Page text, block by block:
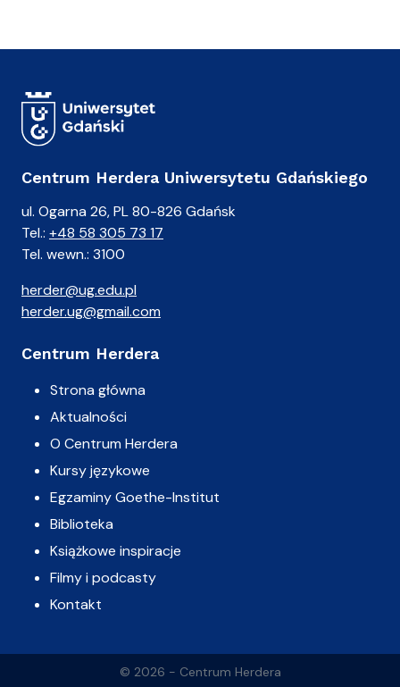
Centrum Herdera Uniwersytetu Gdańskiego
ul. Ogarna 26, PL 80-826 Gdańsk
Tel.: +48 58 305 73 17
Tel. wewn.: 3100
herder@ug.edu.pl
herder.ug@gmail.com
Centrum Herdera
Strona główna
Aktualności
O Centrum Herdera
Kursy językowe
Egzaminy Goethe-Institut
Biblioteka
Książkowe inspiracje
Filmy i podcasty
Kontakt
© 2026 - Centrum Herdera